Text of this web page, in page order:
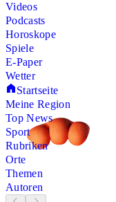
Videos
Podcasts
Horoskope
Spiele
E-Paper
Wetter
Startseite
Meine Region
Top News
Sport
Rubriken
Orte
Themen
Autoren